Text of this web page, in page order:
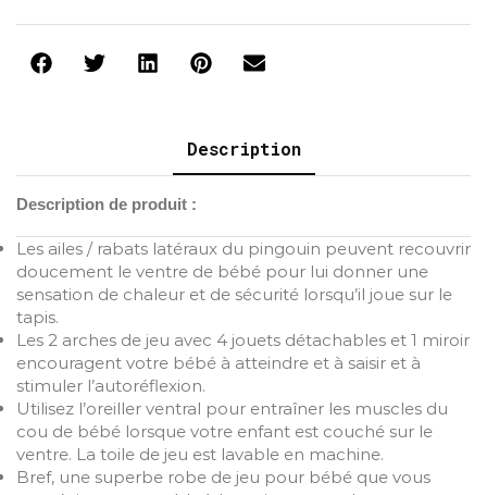
Description
Description de produit :
Les ailes / rabats latéraux du pingouin peuvent recouvrir
doucement le ventre de bébé pour lui donner une
sensation de chaleur et de sécurité lorsqu’il joue sur le
tapis.
Les 2 arches de jeu avec 4 jouets détachables et 1 miroir
encouragent votre bébé à atteindre et à saisir et à
stimuler l’autoréflexion.
Utilisez l’oreiller ventral pour entraîner les muscles du
cou de bébé lorsque votre enfant est couché sur le
ventre. La toile de jeu est lavable en machine.
Bref, une superbe robe de jeu pour bébé que vous